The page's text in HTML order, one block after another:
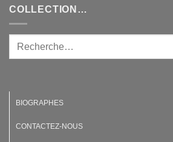
COLLECTION…
BIOGRAPHES
CONTACTEZ-NOUS